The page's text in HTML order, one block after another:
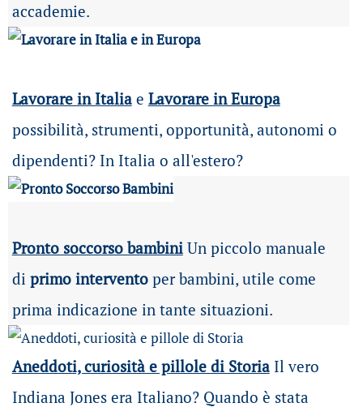
accademie.
Lavorare in Italia e Lavorare in Europa
possibilità, strumenti, opportunità, autonomi o
dipendenti? In Italia o all'estero?
Pronto soccorso bambiniUn piccolo manuale
di primo interventoper bambini, utile come
prima indicazione in tante situazioni.
Aneddoti, curiosità e pillole di Storia Il vero
Indiana Jones era Italiano? Quando è stata